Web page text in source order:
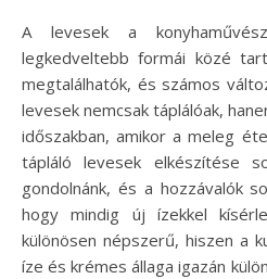
A levesek a konyhaművészet egyik legősibb és
legkedveltebb formái közé
megtalálhatók, és számos
levesek nemcsak táplálóak,
időszakban, amikor a meleg
tápláló levesek elkészítése
gondolnánk, és a hozzávalók
hogy mindig új ízekkel
különösen népszerű, hiszen a
íze és krémes állaga igazán